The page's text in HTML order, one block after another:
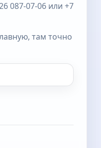
087-07-06 или +7
там точно